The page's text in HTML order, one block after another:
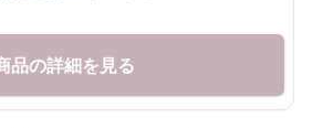
品の詳細を見る